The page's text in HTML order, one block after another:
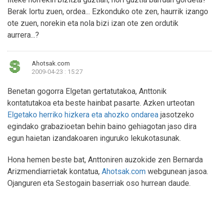
Berak lortu zuen, ordea... Ezkonduko ote zen, haurrik izango
ote zuen, norekin eta nola bizi izan ote zen ordutik
aurrera...?
Ahotsak.com
2009-04-23 : 15:27
Benetan gogorra Elgetan gertatutakoa, Anttonik
kontatutakoa eta beste hainbat pasarte. Azken urteotan
Elgetako herriko hizkera eta ahozko ondarea jasotzeko
egindako grabazioetan behin baino gehiagotan jaso dira
egun haietan izandakoaren inguruko lekukotasunak.
Hona hemen beste bat, Anttoniren auzokide zen Bernarda
Arizmendiarrietak kontatua, Ahotsak.com webgunean jasoa.
Ojanguren eta Sestogain baserriak oso hurrean daude.